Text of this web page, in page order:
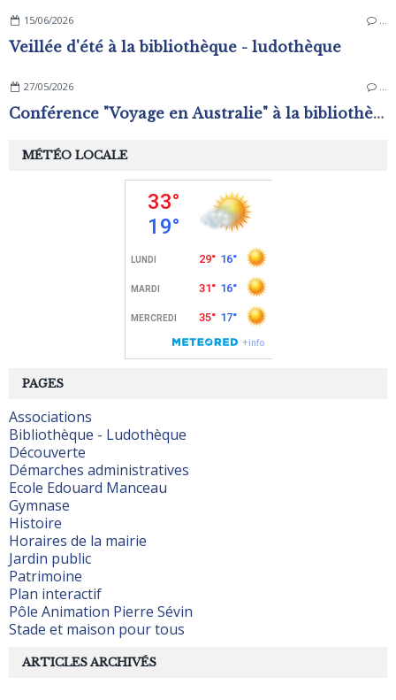
15/06/2026 …
Veillée d'été à la bibliothèque - ludothèque
27/05/2026 …
Conférence "Voyage en Australie" à la bibliothèque - ludothèque
PAGES
Associations
Bibliothèque - Ludothèque
Découverte
Démarches administratives
Ecole Edouard Manceau
Gymnase
Histoire
Horaires de la mairie
Jardin public
Patrimoine
Plan interactif
Pôle Animation Pierre Sévin
Stade et maison pour tous
MÉTÉO LOCALE
ARTICLES ARCHIVÉS